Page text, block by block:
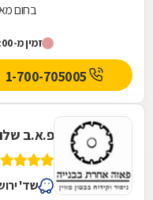
בחום
זמין מ-10:00
1-700-705005
פ.א.ב
שד' ירושלים